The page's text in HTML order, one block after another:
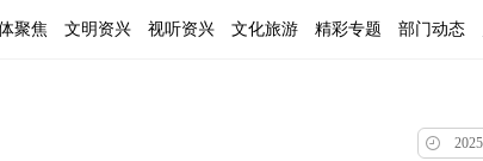
聚焦 文明资兴 视听资兴 文化旅游 精彩专题 部门动态